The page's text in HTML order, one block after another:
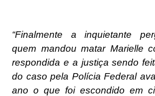
“Finalmente a inquietante
quem mandou matar Marielle
respondida e a justiça sendo
do caso pela Polícia Federal
ano o que foi escondido em